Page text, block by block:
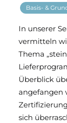
Programme
steinau
Downloads &
Basis- &
In unserer
vermitteln
Thema
Überblick
angefangen
sich